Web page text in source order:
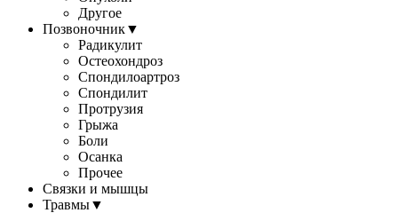
Другое
Позвоночник▼
Радикулит
Остеохондроз
Спондилоартроз
Спондилит
Протрузия
Грыжа
Боли
Осанка
Прочее
Связки и мышцы
Травмы▼